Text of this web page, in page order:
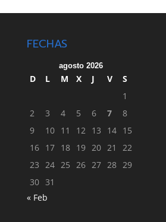
FECHAS
agosto 2026
D L M X J V
S
1
2
3 4 5 6 7
8
9
10 11 12 13 14 15
16 17 18 19 20 21
22
23 24 25 26 27 28 29
30 31
« Feb